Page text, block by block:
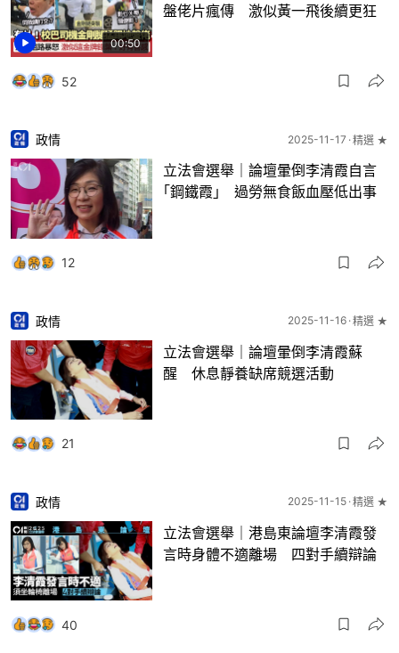
00:50
盤佬片瘋傳 激似黃一飛後續更狂
52
政情 2025-11-17 精選 ★
立法會選舉｜論壇暈倒李清霞自言
｢鋼鐵霞｣ 過勞無食飯血壓低出事
12
政情 2025-11-16 精選 ★
立法會選舉｜論壇暈倒李清霞蘇
醒 休息靜養缺席競選活動
21
政情 2025-11-15 精選 ★
立法會選舉｜港島東論壇李清霞發
言時身體不適離場 四對手續辯論
40